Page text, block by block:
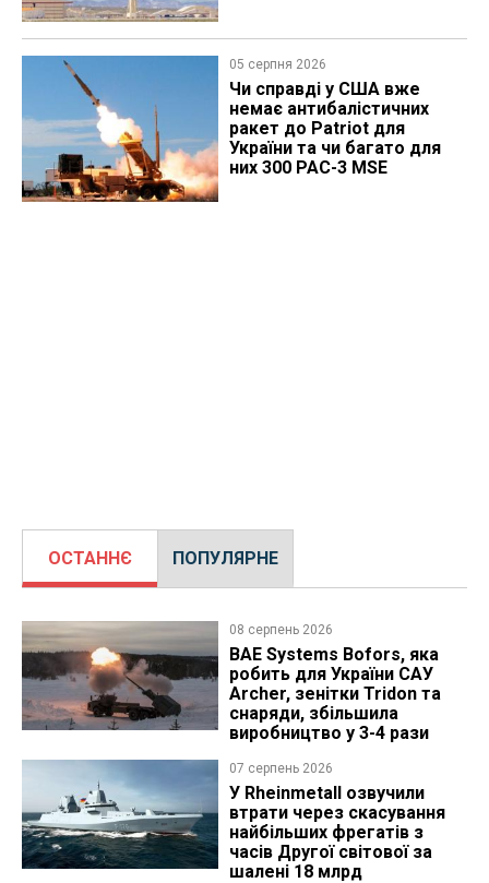
05 серпня 2026
Чи справді у США вже
немає антибалістичних
ракет до Patriot для
України та чи багато для
них 300 PAC-3 MSE
ОСТАННЄ ПОПУЛЯРНЕ
08 серпень 2026
BAE Systems Bofors, яка
робить для України САУ
Archer, зенітки Tridon та
снаряди, збільшила
виробництво у 3-4 рази
07 серпень 2026
У Rheinmetall озвучили
втрати через скасування
найбільших фрегатів з
часів Другої світової за
шалені 18 млрд